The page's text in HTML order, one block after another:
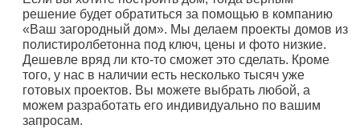
решение будет обратиться за помощью в компанию
«Ваш загородный дом». Мы делаем проекты домов из
полистиролбетонна под ключ, цены и фото низкие.
Дешевле вряд ли кто-то сможет это сделать. Кроме
того, у нас в наличии есть несколько тысяч уже
готовых проектов. Вы можете выбрать любой, а
можем разработать его индивидуально по вашим
запросам.